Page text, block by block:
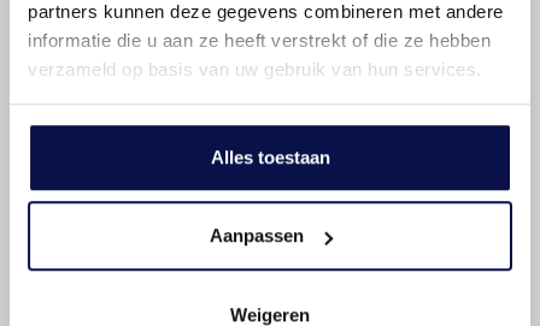
partners kunnen deze gegevens combineren met andere
informatie die u aan ze heeft verstrekt of die ze hebben
verzameld op basis van uw gebruik van hun services.
Alles toestaan
Aanpassen
Weigeren
Open keuken
Lekker kokkerellen